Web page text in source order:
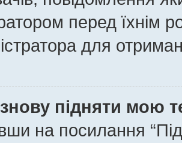
перед їхнім
для
підняти мою
на посилання